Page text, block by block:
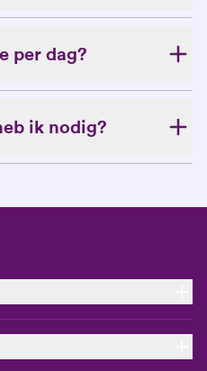
per dag?
ik nodig?